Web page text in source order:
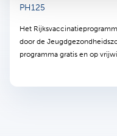
PH125
Het
door de
programma gratis en op